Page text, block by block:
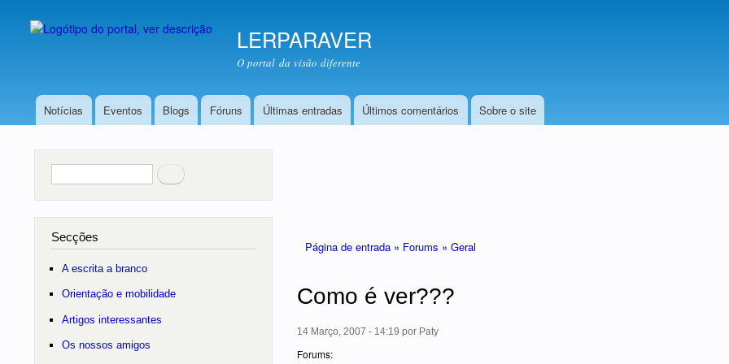
LERPARAVER
O portal da visão diferente
Menu principal
Notícias Eventos Blogs Fóruns Últimas entradas Últimos comentários Sobre o site
Página de entrada » Forums » Geral
Como é ver???
14 Março, 2007 - 14:19 por Paty
Forums:
Pesquisar
no portal
Secções
A escrita a branco
Orientação e mobilidade
Artigos interessantes
Os nossos amigos